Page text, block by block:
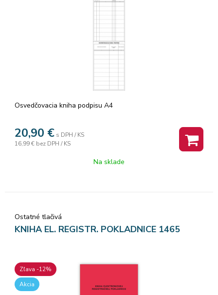
Osvedčovacia kniha podpisu A4
20,90 € s DPH / KS
16,99 € bez DPH / KS
Na sklade
Ostatné tlačivá
KNIHA EL. REGISTR. POKLADNICE 1465
Zľava -12%
Akcia